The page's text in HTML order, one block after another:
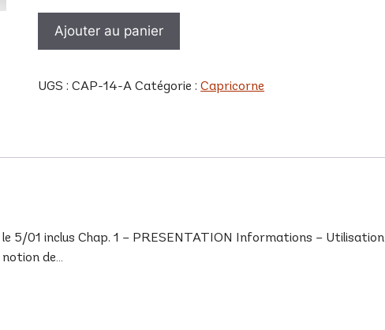
14
Ajouter au panier
UGS :CAP-14-A Catégorie :Capricorne
5/01 inclus Chap. 1 – PRESENTATION Informations – Utilisation
notion de…